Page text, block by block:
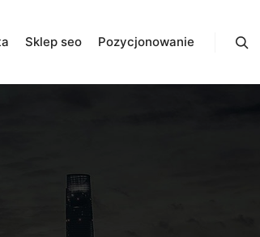
Sklep seo Pozycjonowanie